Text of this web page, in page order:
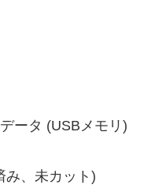
ータ (USBメモリ)
み、未カット)